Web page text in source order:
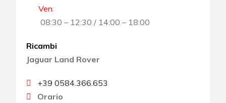
Ven:
08:30 – 12:30 / 14:00 – 18:00
Ricambi
Jaguar Land Rover
+39 0584.366.653
Orario